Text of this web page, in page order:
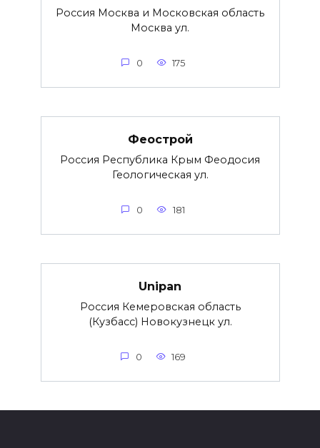
Россия Москва и Московская область
Москва ул.
0 175
Феострой
Россия Республика Крым Феодосия
Геологическая ул.
0 181
Unipan
Россия Кемеровская область
(Кузбасс) Новокузнецк ул.
0 169